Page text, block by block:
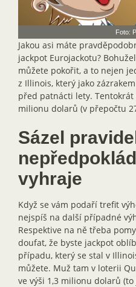
Foto:
Jakou asi máte
jackpot Eurojackotu?
můžete pokořit, a to nejen
z Illinois, který jako
před patnácti lety. Tentokrát
milionu dolarů (v přepočtu
Sázel
vyhraje
Když se vám podaří trefit
nejspíš na další případné
Respektive na ně třeba
doufat, že byste jackpot
případu, který se stal v
můžete. Muž tam v loterii
ve výši 1,3 milionu dolarů